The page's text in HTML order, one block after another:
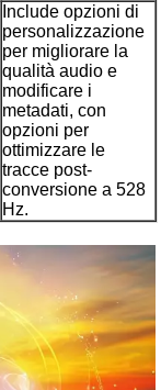
Include opzioni di
personalizzazione
per migliorare la
qualità audio e
modificare i
metadati, con
opzioni per
ottimizzare le
tracce post-
conversione a 528
Hz.